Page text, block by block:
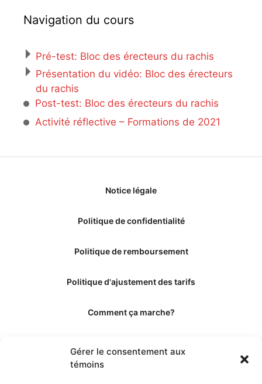
Gérer le consentement aux
témoins
Navigation du cours
Pré-test: Bloc des érecteurs du rachis
Présentation du vidéo: Bloc des érecteurs
du rachis
Post-test: Bloc des érecteurs du rachis
Activité réflective – Formations de 2021
Notice légale
Politique de confidentialité
Politique de remboursement
Politique d'ajustement des tarifs
Comment ça marche?